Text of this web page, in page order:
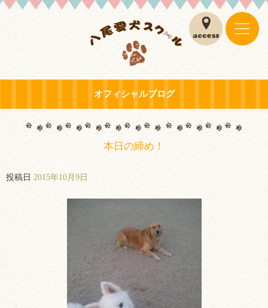
オフィシャルブログ
本日の締め！
投稿日 2015年10月9日